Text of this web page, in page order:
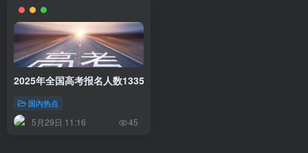
2025年全国高考报名人数1335万，8年来首次下降
国内热点
5月29日 11:16 45